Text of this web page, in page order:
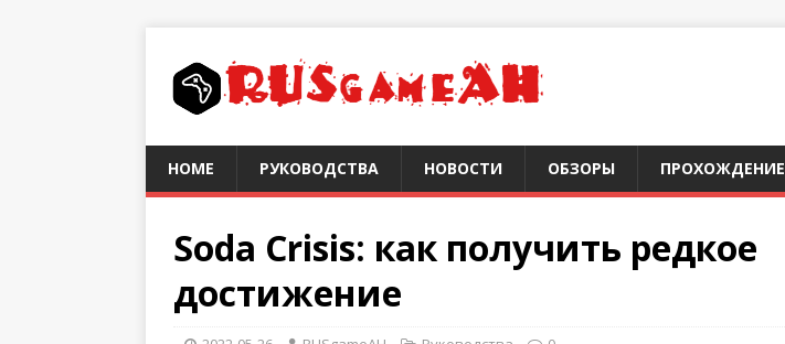
HOME РУКОВОДСТВА НОВОСТИ ОБЗОРЫ ПРОХОЖДЕНИЕ
Soda Crisis: как получить редкое
достижение